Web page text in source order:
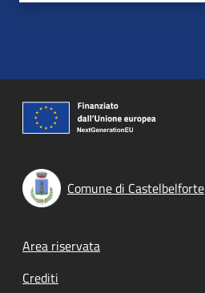
Comune di Castelbelforte
Footer menu
Area riservata
Crediti